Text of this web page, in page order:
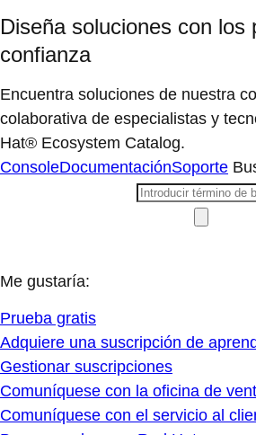
Diseña soluciones con los
confianza
Encuentra soluciones de nuestra
colaborativa de especialistas y
Hat® Ecosystem Catalog.
ConsoleDocumentaciónSoporte
Me gustaría:
Prueba gratis
Adquiere una suscripción de
Gestionar suscripciones
Comuníquese con la oficina de
Comuníquese con el servicio al